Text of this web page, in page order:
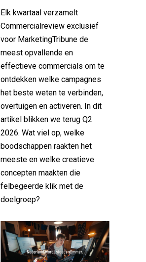
Elk kwartaal verzamelt
Commercialreview exclusief
voor MarketingTribune de
meest opvallende en
effectieve commercials om te
ontdekken welke campagnes
het beste weten te verbinden,
overtuigen en activeren. In dit
artikel blikken we terug Q2
2026. Wat viel op, welke
boodschappen raakten het
meeste en welke creatieve
concepten maakten die
felbegeerde klik met de
doelgroep?